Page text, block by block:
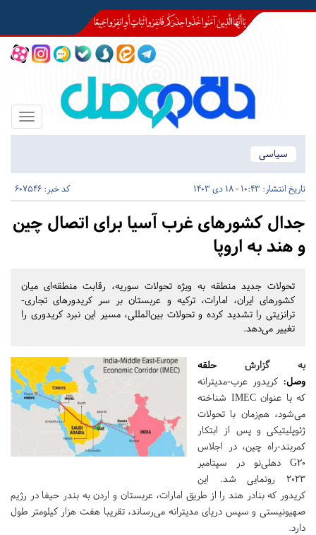
Toggle
سیاسی
تاریخ انتشار: 10:43 - 18 دی 1403 کد خبر: 607546
جدال کشورهای غرب آسیا برای اتصال چین
و هند به اروپا
تحولات جدید منطقه به ویژه تحولات سوریه، رقابت‌ منطقه‌ای میان
کشورهای ایران، امارات، ترکیه و عربستان بر سر کریدورهای تجاری-
ترانزیتی را تشدید کرده و تحولات بین‌المللی، مسیر این نبرد کریدوری را
تغییر می‌دهد.
به گزارش حلقه
وصل: کریدور عرب-مدیترانه
که با عنوان IMEC شناخته
می‌شود، هم‌زمان با تحولات
ژئوپلیتیکی و پس از ابتکار
کمربند-راه چین، در اجلاس
G۲۰ دهلی‌نو در سپتامبر
۲۰۲۳ رونمایی شد. این
کریدور که بنادر هند را از طریق امارات، عربستان و اردن به بندر حیفا در رژیم
صهیونیستی و سپس دریای مدیترانه می‌رساند، تقریبا هفت هزار کیلومتر طول
دارد.